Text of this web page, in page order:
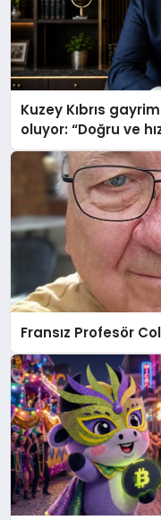
Kuzey Kıbrıs
oluyor: “Doğru ve
Fransız Profesör